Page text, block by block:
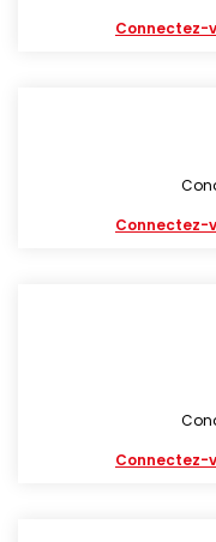
Connectez-
Connectez-
Connectez-